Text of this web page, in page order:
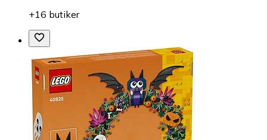
+16 butiker